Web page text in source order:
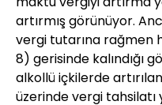
artırmış görünüyor.
vergi tutarına rağmen
8) gerisinde kalındığı
alkollü içkilerde
üzerinde vergi tahsilatı